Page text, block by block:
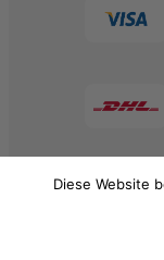
Diese Website